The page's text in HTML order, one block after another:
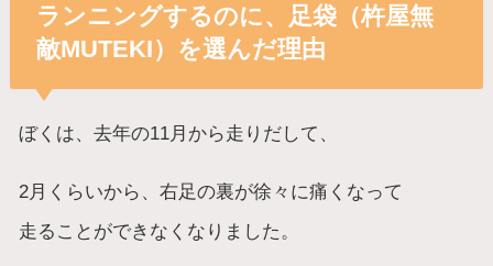
ランニングするのに、足袋（杵屋無
敵MUTEKI）を選んだ理由
ぼくは、去年の11月から走りだして、
2月くらいから、右足の裏が徐々に痛くなって
走ることができなくなりました。